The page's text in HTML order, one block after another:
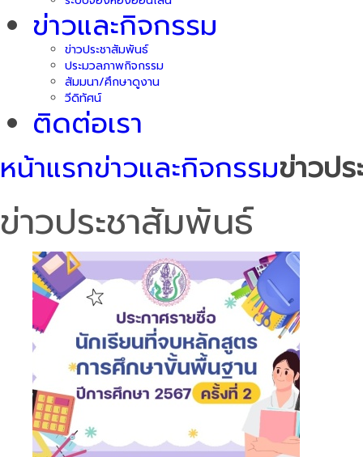
ข่าวและกิจกรรม
ข่าวประชาสัมพันธ์
ประมวลภาพกิจกรรม
สัมมนา/ศึกษาดูงาน
วีดิทัศน์
ติดต่อเรา
หน้าแรกข่าวและกิจกรรมข่าวป
ข่าวประชาสัมพันธ์